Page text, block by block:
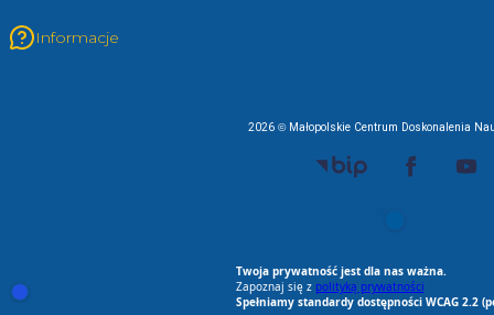
Otwórz ustawienia zgód cookie i zgód RODO
Informacje
2026 © Małopolskie Centrum Doskonalenia
Twoja prywatność jest dla nas ważna.
Zapoznaj się z polityką prywatności
Spełniamy standardy dostępności WCAG 2.2